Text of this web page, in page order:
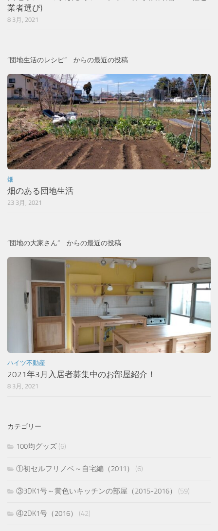
業者選び)
8 3月, 2021
”団地生活のレシピ” からの最近の投稿
畑
畑のある団地生活
23 3月, 2021
”団地の大家さん” からの最近の投稿
ハイツ不動産
2021年3月入居者募集中のお部屋紹介！
8 3月, 2021
カテゴリー
100均グッズ (6)
①初セルフリノベ～自宅編（2011） (6)
③3DK1号～黄色いキッチンの部屋（2015-2016） (59)
④2DK1号（2016） (42)